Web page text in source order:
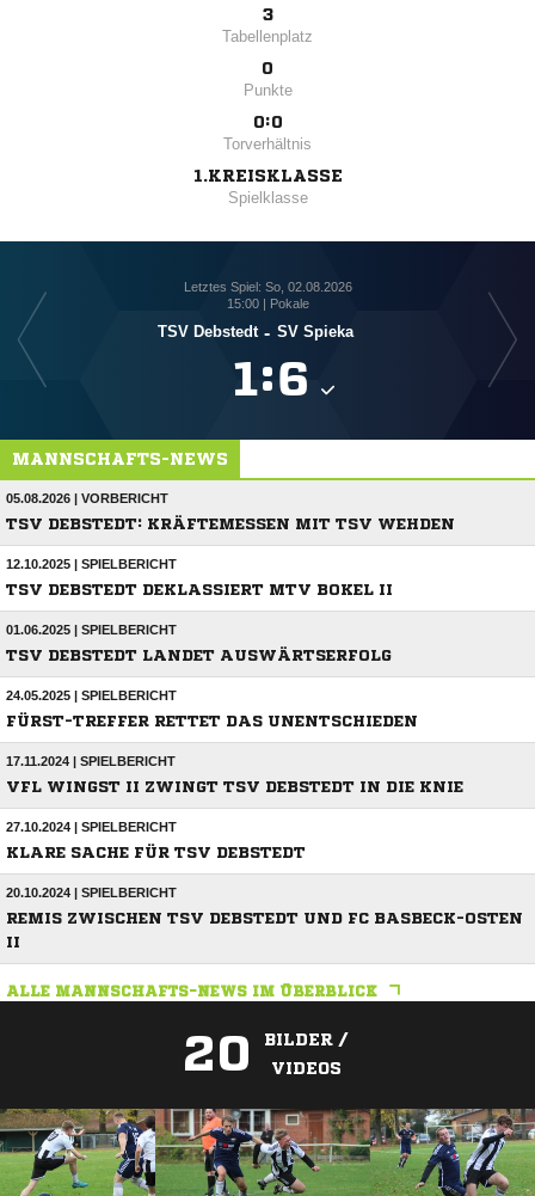
3
Tabellenplatz
0
Punkte
0:0
Torverhältnis
1.KREISKLASSE
Spielklasse
Letztes Spiel: So, 02.08.2026
15:00 | Pokale
TSV Debstedt - SV Spieka
:
MANNSCHAFTS-NEWS
05.08.2026 | VORBERICHT
TSV DEBSTEDT: KRÄFTEMESSEN MIT TSV WEHDEN
12.10.2025 | SPIELBERICHT
TSV DEBSTEDT DEKLASSIERT MTV BOKEL II
01.06.2025 | SPIELBERICHT
TSV DEBSTEDT LANDET AUSWÄRTSERFOLG
24.05.2025 | SPIELBERICHT
FÜRST-TREFFER RETTET DAS UNENTSCHIEDEN
17.11.2024 | SPIELBERICHT
VFL WINGST II ZWINGT TSV DEBSTEDT IN DIE KNIE
27.10.2024 | SPIELBERICHT
KLARE SACHE FÜR TSV DEBSTEDT
20.10.2024 | SPIELBERICHT
REMIS ZWISCHEN TSV DEBSTEDT UND FC BASBECK-OSTEN
II
ALLE MANNSCHAFTS-NEWS IM ÜBERBLICK
20
BILDER /
VIDEOS